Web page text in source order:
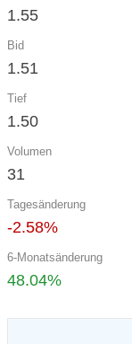
1.55
Bid
1.51
Tief
1.50
Volumen
31
Tagesänderung
-2.58%
6-Monatsänderung
48.04%